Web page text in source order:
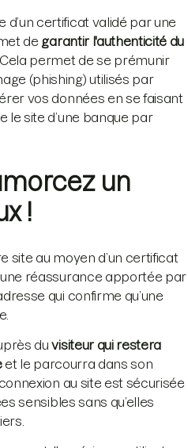
certificat validé par une
de garantir l'authenticité du
permet de se prémunir
(phishing) utilisés par
vos données en se faisant
le site d’une banque par
un
!
site au moyen d’un certificat
réassurance apportée par
qui confirme qu’une
duvisiteur qui restera
et le parcourra dans son
au site est sécurisée
sensibles sans qu’elles